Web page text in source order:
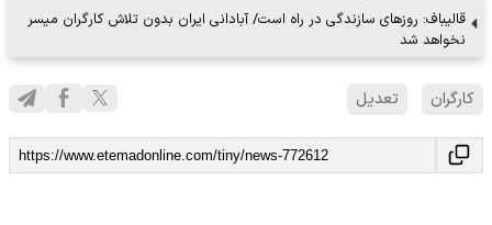
قالیباف: روزهای سازندگی در راه است/ آبادانی ایران بدون تلاش کارگران میسر
نخواهد شد
کارگران تعدیل